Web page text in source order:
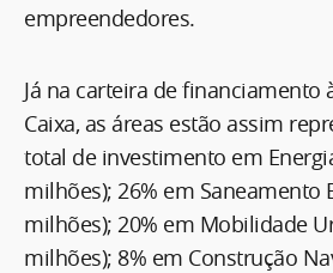
empreendedores.
Já na carteira de financiamento
Caixa, as áreas estão assim
total de investimento em
milhões); 26% em Saneamento
milhões); 20% em Mobilidade
milhões); 8% em Construção